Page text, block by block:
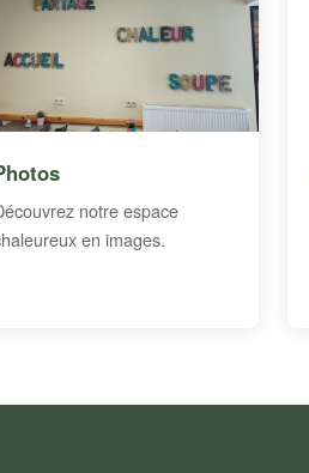
notre espace
en images.